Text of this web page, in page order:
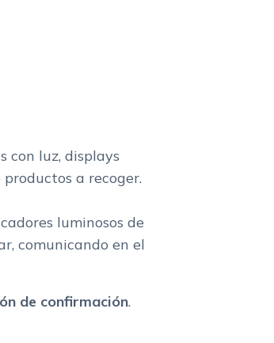
con luz, displays
a recoger.
luminosos de
comunicando en el
de confirmación.